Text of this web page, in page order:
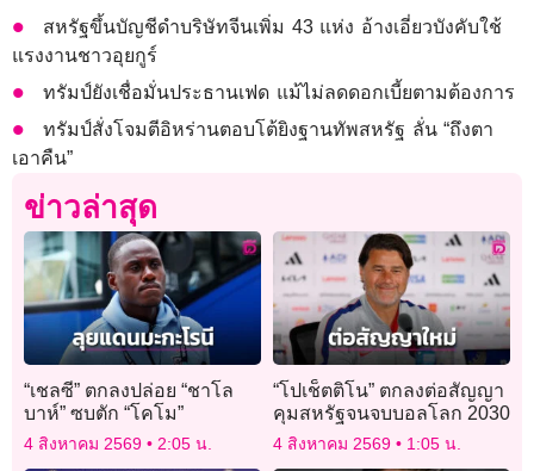
สหรัฐขึ้นบัญชีดำบริษัทจีนเพิ่ม 43 แห่ง อ้างเอี่ยวบังคับใช้
แรงงานชาวอุยกูร์
ทรัมป์ยังเชื่อมั่นประธานเฟด แม้ไม่ลดดอกเบี้ยตามต้องการ
ทรัมป์สั่งโจมตีอิหร่านตอบโต้ยิงฐานทัพสหรัฐ ลั่น “ถึงตา
เอาคืน”
ข่าวล่าสุด
“เชลซี” ตกลงปล่อย “ชาโล
บาห์” ซบตัก “โคโม”
4 สิงหาคม 2569 2:05 น.
“โปเช็ตติโน” ตกลงต่อสัญญา
คุมสหรัฐจนจบบอลโลก 2030
4 สิงหาคม 2569 1:05 น.